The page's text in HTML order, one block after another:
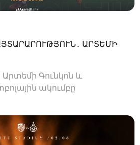
ԱՐՏԵՄԻ
Գունկոն և
ակումբը